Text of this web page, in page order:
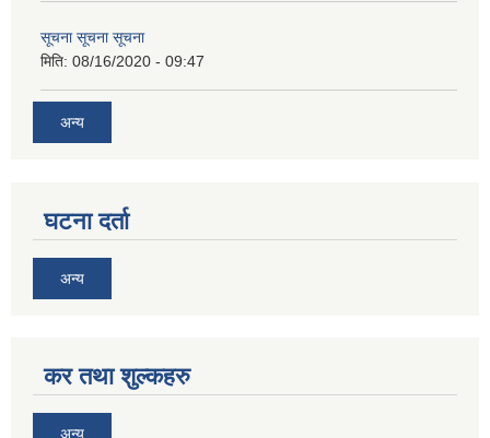
सूचना सूचना सूचना
मिति: 08/16/2020 - 09:47
अन्य
घटना दर्ता
अन्य
कर तथा शुल्कहरु
अन्य